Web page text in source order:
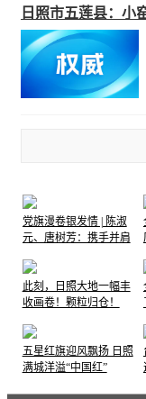
日照市五莲县：小
党旗漫卷银发情 | 陈淑
元、唐树芳：携手并肩
俪情深
此刻，日照大地一幅丰
收画卷！颗粒归仓！
五星红旗迎风飘扬 日照
满城洋溢“中国红”